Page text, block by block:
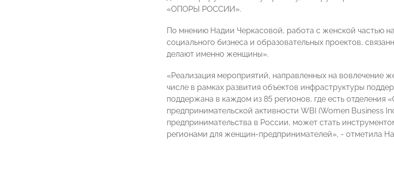
«ОПОРЫ РОССИИ».
По мнению Надии Черкасовой, работа с женской частью
социального бизнеса и образовательных проектов,
делают именно женщины».
«Реализация мероприятий, направленных на вовлечение
числе в рамках развития объектов инфраструктуры
поддержана в каждом из 85 регионов, где есть
предпринимательской активности WBI (Women Business
предпринимательства в России, может стать
регионами для женщин-предпринимателей», - отметила